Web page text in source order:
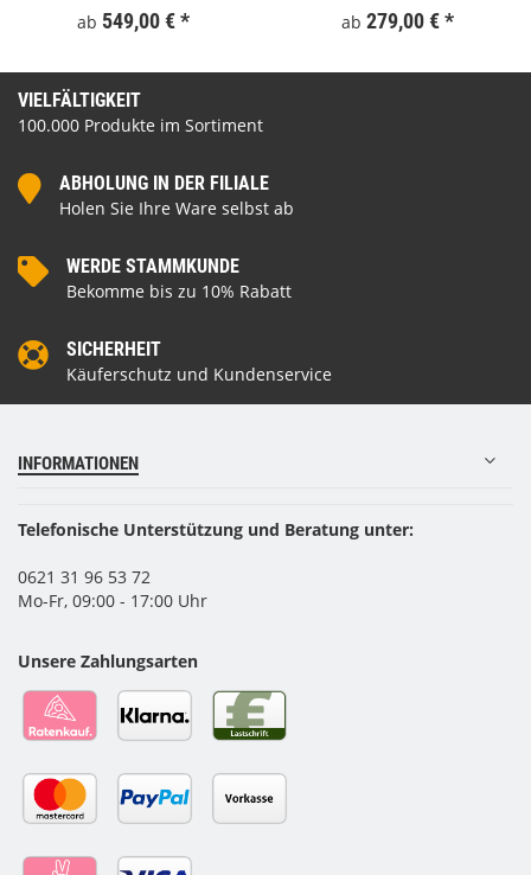
ab 549,00 €* ab 279,00 €*
VIELFÄLTIGKEIT
100.000 Produkte im Sortiment
ABHOLUNG IN DER FILIALE
Holen Sie Ihre Ware selbst ab
WERDE STAMMKUNDE
Bekomme bis zu 10% Rabatt
SICHERHEIT
Käuferschutz und Kundenservice
INFORMATIONEN
Telefonische Unterstützung und Beratung unter:
0621 31 96 53 72
Mo-Fr, 09:00 - 17:00 Uhr
Unsere Zahlungsarten